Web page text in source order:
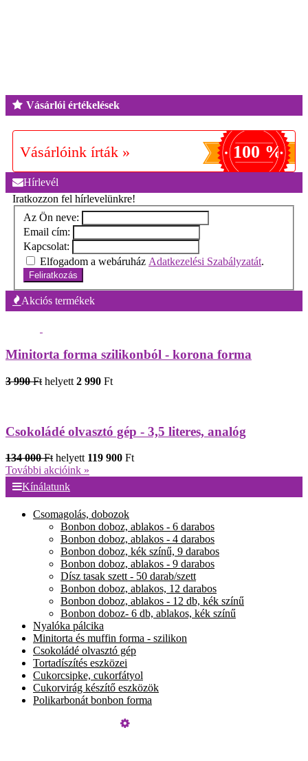
Vásárlói értékelések
Vásárlóink írták » 100 %
Hírlevél
Iratkozzon fel hírlevelünkre!
Az Ön neve:
Email cím:
Kapcsolat:
Elfogadom a webáruház Adatkezelési Szabályzatát.
Feliratkozás
Akciós termékek
Minitorta forma szilikonból - korona forma
3 990 Ft helyett 2 990 Ft
Csokoládé olvasztó gép - 3,5 literes, analóg
134 000 Fthelyett 119 900 Ft
További akcióink »
Kínálatunk
Csomagolás, dobozok
Bonbon doboz, ablakos - 6 darabos
Bonbon doboz, ablakos - 4 darabos
Bonbon doboz, kék színű, 9 darabos
Bonbon doboz, ablakos - 9 darabos
Dísz tasak szett - 50 darab/szett
Bonbon doboz, ablakos, 12 darabos
Bonbon doboz, ablakos - 12 db, kék színű
Bonbon doboz- 6 db, ablakos, kék színű
Nyalóka pálcika
Minitorta és muffin forma - szilikon
Csokoládé olvasztó gép
Tortadíszítés eszközei
Cukorcsipke, cukorfátyol
Cukorvirág készítő eszközök
Polikarbonát bonbon forma